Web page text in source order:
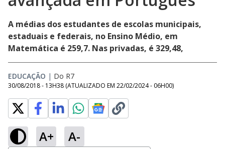
A médias dos estudantes de escolas municipais,
estaduais e federais, no Ensino Médio, em
Matemática é 259,7. Nas privadas, é 329,48,
EDUCAÇÃO | Do R7
30/08/2018 - 13H38 (ATUALIZADO EM 22/02/2024 - 06H00)
A+ A-